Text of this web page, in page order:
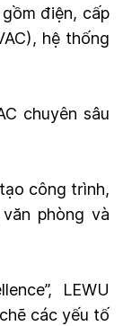
điện, cấp
hệ thống
chuyên sâu
công trình,
phòng và
LEWU
các yếu tố